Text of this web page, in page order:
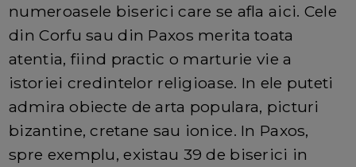
numeroasele biserici care se afla aici. Cele
din Corfu sau din Paxos merita toata
atentia, fiind practic o marturie vie a
istoriei credintelor religioase. In ele puteti
admira obiecte de arta populara, picturi
bizantine, cretane sau ionice. In Paxos,
spre exemplu, existau 39 de biserici in